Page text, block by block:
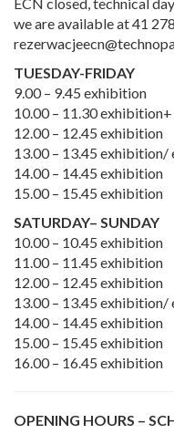
we are available at 41
TUESDAY-FRIDAY
9.00 – 9.45 exhibition
10.00 – 11.30
12.00 – 12.45 exhibition
13.00 – 13.45 exhibition/
14.00 – 14.45 exhibition
15.00 – 15.45 exhibition
SATURDAY– SUNDAY
10.00 – 10.45 exhibition
11.00 – 11.45 exhibition
12.00 – 12.45 exhibition
13.00 – 13.45
14.00 – 14.45 exhibition
15.00 – 15.45 exhibition
16.00 – 16.45 exhibition
OPENING HOURS –